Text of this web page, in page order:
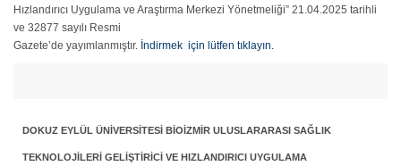
Hızlandırıcı Uygulama ve Araştırma Merkezi Yönetmeliği” 21.04.2025 tarihli
ve 32877 sayılı Resmi
Gazete’de yayımlanmıştır. İndirmek için lütfen tıklayın.
DOKUZ EYLÜL ÜNİVERSİTESİ BİOİZMİR ULUSLARARASI SAĞLIK
TEKNOLOJİLERİ GELİŞTİRİCİ VE HIZLANDIRICI UYGULAMA